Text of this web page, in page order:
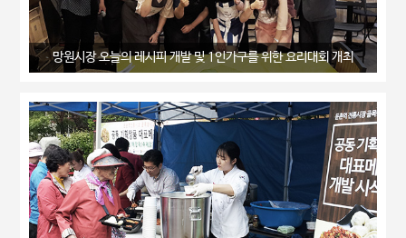
망원시장 오늘의 레시피 개발 및 1인가구를 위한 요리대회 개최